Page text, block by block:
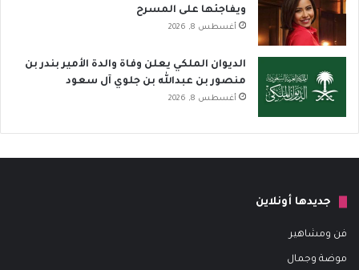
ويفاجئها على المسرح
أغسطس 8, 2026
الديوان الملكي يعلن وفاة والدة الأمير بندر بن
منصور بن عبدالله بن جلوي آل سعود
أغسطس 8, 2026
جديدها أونلاين
فن ومشاهير
موضة وجمال